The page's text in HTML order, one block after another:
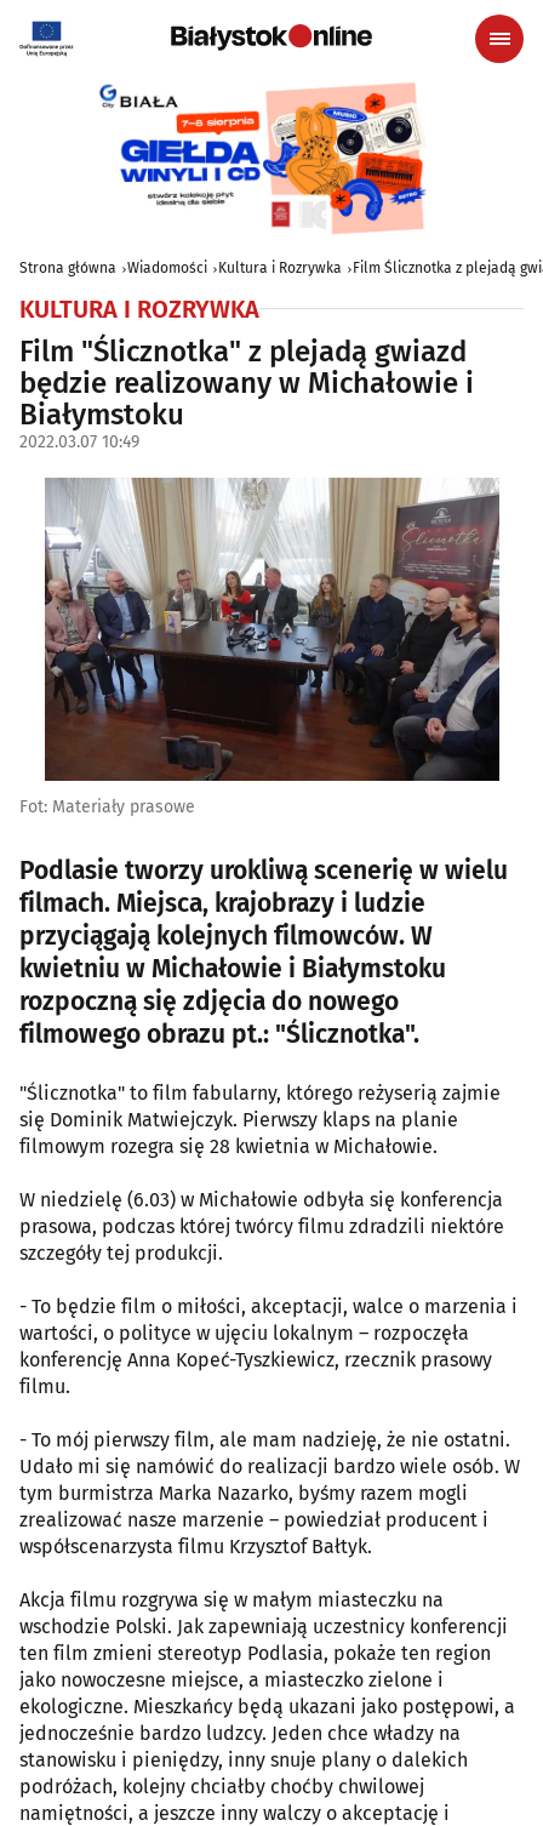
Strona główna Wiadomości Kultura i Rozrywka Film Ślicznotka z plejadą
KULTURA I ROZRYWKA
Film "Ślicznotka" z plejadą gwiazd
będzie realizowany w Michałowie i
Białymstoku
2022.03.07 10:49
Fot: Materiały prasowe
Podlasie tworzy urokliwą scenerię w wielu
filmach. Miejsca, krajobrazy i ludzie
przyciągają kolejnych filmowców. W
kwietniu w Michałowie i Białymstoku
rozpoczną się zdjęcia do nowego
filmowego obrazu pt.: "Ślicznotka".
"Ślicznotka" to film fabularny, którego reżyserią zajmie
się Dominik Matwiejczyk. Pierwszy klaps na planie
filmowym rozegra się 28 kwietnia w Michałowie.
W niedzielę (6.03) w Michałowie odbyła się konferencja
prasowa, podczas której twórcy filmu zdradzili niektóre
szczegóły tej produkcji.
- To będzie film o miłości, akceptacji, walce o marzenia i
wartości, o polityce w ujęciu lokalnym – rozpoczęła
konferencję Anna Kopeć-Tyszkiewicz, rzecznik prasowy
filmu.
- To mój pierwszy film, ale mam nadzieję, że nie ostatni.
Udało mi się namówić do realizacji bardzo wiele osób. W
tym burmistrza Marka Nazarko, byśmy razem mogli
zrealizować nasze marzenie – powiedział producent i
współscenarzysta filmu Krzysztof Bałtyk.
Akcja filmu rozgrywa się w małym miasteczku na
wschodzie Polski. Jak zapewniają uczestnicy konferencji
ten film zmieni stereotyp Podlasia, pokaże ten region
jako nowoczesne miejsce, a miasteczko zielone i
ekologiczne. Mieszkańcy będą ukazani jako postępowi, a
jednocześnie bardzo ludzcy. Jeden chce władzy na
stanowisku i pieniędzy, inny snuje plany o dalekich
podróżach, kolejny chciałby choćby chwilowej
namiętności, a jeszcze inny walczy o akceptację i